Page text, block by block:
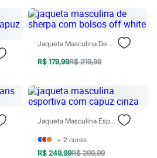
Jaqueta Masculina De Sherpa Com Bolsos Off White
R$ 179,99R$ 219,99
Jaqueta Masculina Esportiva Com Capuz Cinza
+ 2 cores
R$ 249,99R$ 299,99